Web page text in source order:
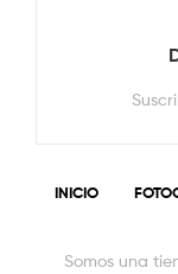
INICIO
Somos una